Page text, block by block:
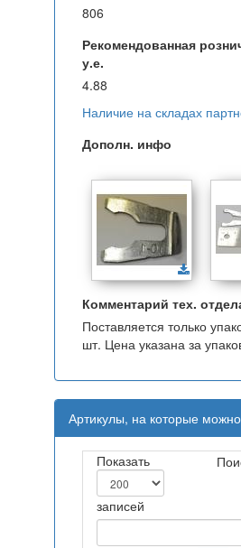
806
Рекомендованная
у.е.
4.88
Наличие на складах
Дополн. инфо
Комментарий тех.
Поставляется только
шт. Цена указана за
Артикулы, на которые
Показать
записей